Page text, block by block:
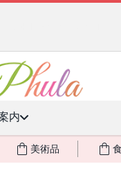
内
美術品